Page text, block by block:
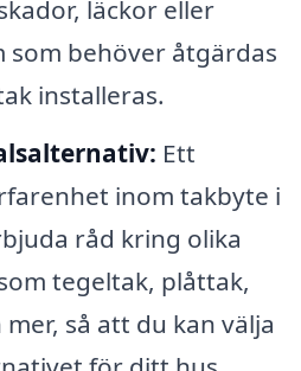
läckor eller
som behöver åtgärdas
installeras.
Ett
inom takbyte i
råd kring olika
tegeltak, plåttak,
så att du kan välja